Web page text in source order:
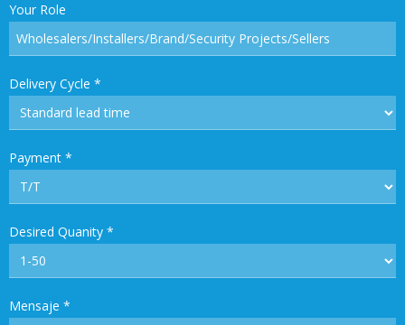
Your Role
Delivery Cycle *
Payment *
Desired Quanity *
Mensaje *